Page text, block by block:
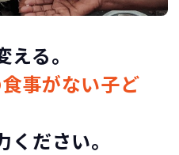
る。
事がない子ど
ださい。